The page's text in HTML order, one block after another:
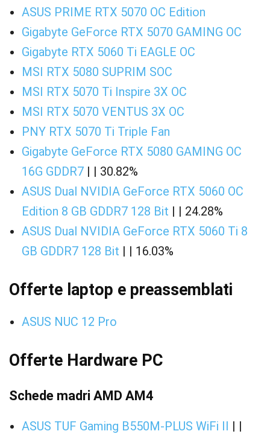
ASUS PRIME RTX 5070 OC Edition
Gigabyte GeForce RTX 5070 GAMING OC
Gigabyte RTX 5060 Ti EAGLE OC
MSI RTX 5080 SUPRIM SOC
MSI RTX 5070 Ti Inspire 3X OC
MSI RTX 5070 VENTUS 3X OC
PNY RTX 5070 Ti Triple Fan
Gigabyte GeForce RTX 5080 GAMING OC
16G GDDR7 | | 30.82%
ASUS Dual NVIDIA GeForce RTX 5060 OC
Edition 8 GB GDDR7 128 Bit | | 24.28%
ASUS Dual NVIDIA GeForce RTX 5060 Ti 8
GB GDDR7 128 Bit | | 16.03%
Offerte laptop e preassemblati
ASUS NUC 12 Pro
Offerte Hardware PC
Schede madri AMD AM4
ASUS TUF Gaming B550M-PLUS WiFi II | |